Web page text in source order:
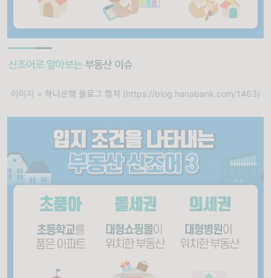
이미지 = 하나은행 블로그 캡쳐 (https://blog.hanabank.com/1463)